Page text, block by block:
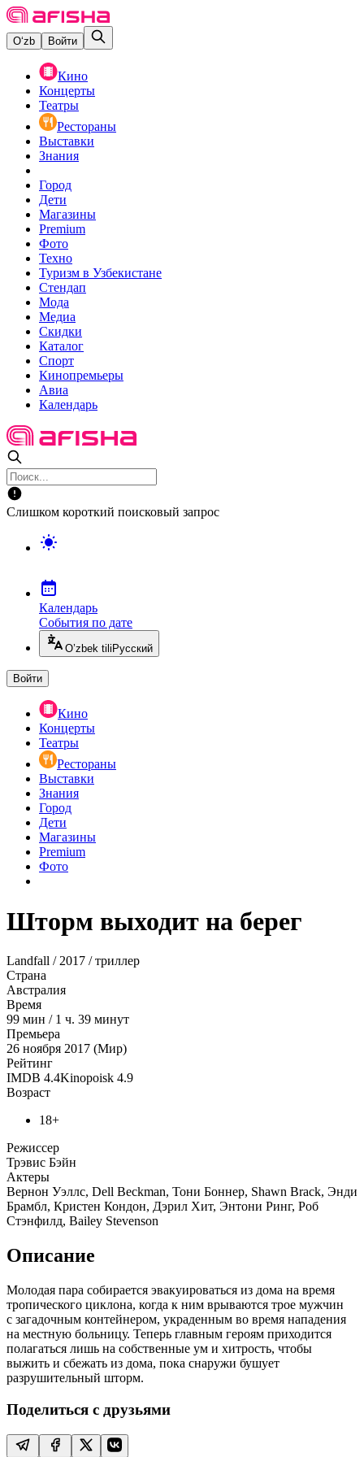
O‘zb Войти
Кино
Концерты
Театры
Рестораны
Выставки
Знания
Город
Дети
Магазины
Premium
Фото
Техно
Туризм в Узбекистане
Стендап
Мода
Медиа
Скидки
Каталог
Спорт
Кинопремьеры
Авиа
Календарь
Слишком короткий поисковый запрос
Календарь
События по дате
O’zbek tili Русский
Войти
Кино
Концерты
Театры
Рестораны
Выставки
Знания
Город
Дети
Магазины
Premium
Фото
Шторм выходит на берег
Landfall / 2017 / триллер
Страна
Австралия
Время
99 мин / 1 ч. 39 минут
Премьера
26 ноября 2017 (Мир)
Рейтинг
IMDB 4.4Kinopoisk 4.9
Возраст
18+
Режиссер
Трэвис Бэйн
Актеры
Вернон Уэллс, Dell Beckman, Тони Боннер, Shawn Brack, Энди
Брамбл, Кристен Кондон, Дэрил Хит, Энтони Ринг, Роб
Стэнфилд, Bailey Stevenson
Описание
Молодая пара собирается эвакуироваться из дома на время
тропического циклона, когда к ним врываются трое мужчин
с загадочным контейнером, украденным во время нападения
на местную больницу. Теперь главным героям приходится
полагаться лишь на собственные ум и хитрость, чтобы
выжить и сбежать из дома, пока снаружи бушует
разрушительный шторм.
Поделиться с друзьями